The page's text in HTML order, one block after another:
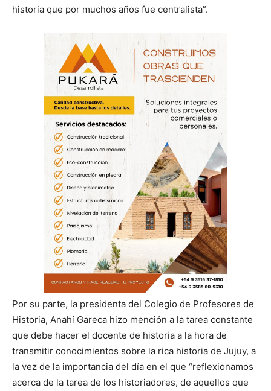
historia que por muchos años fue centralista”.
Por su parte, la presidenta del Colegio de Profesores de
Historia, Anahí Gareca hizo mención a la tarea constante
que debe hacer el docente de historia a la hora de
transmitir conocimientos sobre la rica historia de Jujuy, a
la vez de la importancia del día en el que “reflexionamos
acerca de la tarea de los historiadores, de aquellos que